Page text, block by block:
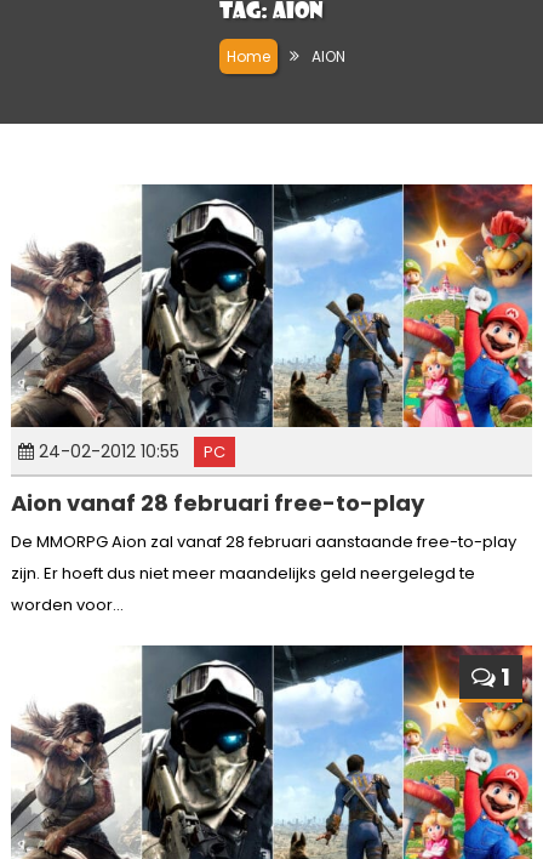
Tag: AION
Home AION
24-02-2012 10:55 PC
Aion vanaf 28 februari free-to-play
De MMORPG Aion zal vanaf 28 februari aanstaande free-to-play
zijn. Er hoeft dus niet meer maandelijks geld neergelegd te
worden voor...
1